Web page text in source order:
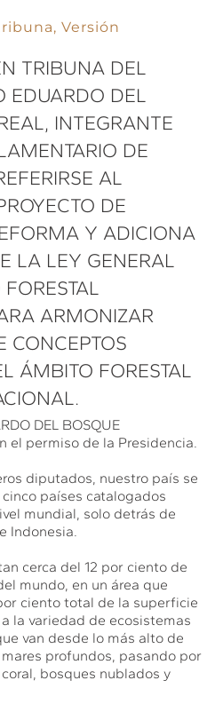
,Versión
TRIBUNA DEL
EDUARDO DEL
INTEGRANTE
DE
AL
DE
Y ADICIONA
LA LEY GENERAL
ARMONIZAR
CONCEPTOS
ÁMBITO FORESTAL
DEL BOSQUE
el permiso de la Presidencia.
diputados, nuestro país se
países catalogados
mundial, solo detrás de
Indonesia.
cerca del 12 por ciento de
mundo, en un área que
ciento total de la superficie
la variedad de ecosistemas
van desde lo más alto de
profundos, pasando por
bosques nublados y